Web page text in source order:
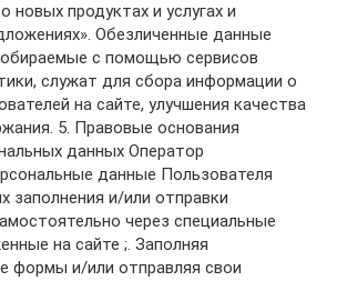
новых продуктах и услугах и
Обезличенные данные
с помощью сервисов
служат для сбора информации о
на сайте, улучшения качества
5. Правовые основания
данных Оператор
данные Пользователя
заполнения и/или отправки
через специальные
на сайте ;. Заполняя
формы и/или отправляя свои